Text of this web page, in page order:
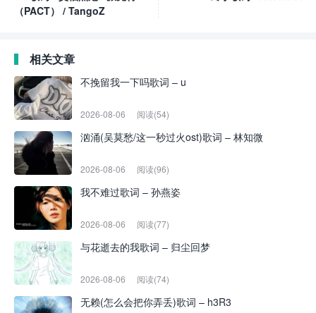
（PACT） / TangoZ
相关文章
不挽留我一下吗歌词 – u
2026-08-06 阅读(54)
汹涌(吴莫愁/这一秒过火ost)歌词 – 林知微
2026-08-06 阅读(96)
我不难过歌词 – 孙燕姿
2026-08-06 阅读(77)
与花逝去的我歌词 – 归尘回梦
2026-08-06 阅读(74)
无赖(怎么会把你弄丢)歌词 – h3R3